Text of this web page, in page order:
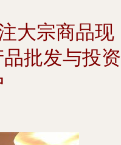
大宗商品现
批发与投资